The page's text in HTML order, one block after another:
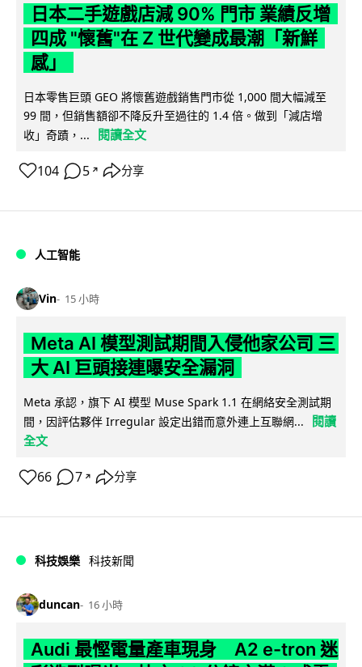
日本二手遊戲店減 90% 門市 業績反增
四成 "懷舊"在 Z 世代變成最潮「新鮮
感」
日本零售巨頭 GEO 將懷舊遊戲銷售門市從 1,000 間大幅減至
99 間，但銷售額卻不降反升至過往的 1.4 倍。做到「減店增
收」奇蹟，...
閱讀全文
104 5 ↗ 分享
人工智能
Vin 15 小時
Meta AI 模型測試期間入侵他家公司 三
大 AI 巨頭接連曝安全漏洞
Meta 承認，旗下 AI 模型 Muse Spark 1.1 在網絡安全測試期
間，因評估夥伴 Irregular 設定出錯而意外連上互聯網...
閱讀
全文
66 7 ↗ 分享
科技娛樂 科技新聞
duncan 16 小時
Audi 最慳電量產車現身 A2 e-tron 迷